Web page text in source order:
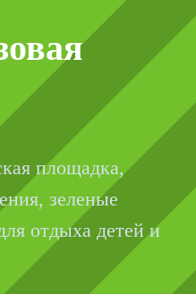
Для вас открыты
флагманские офисы:
ул. Юлиуса Фучика,
ул. Михеева, д.2
ул. Южногорская, д.11